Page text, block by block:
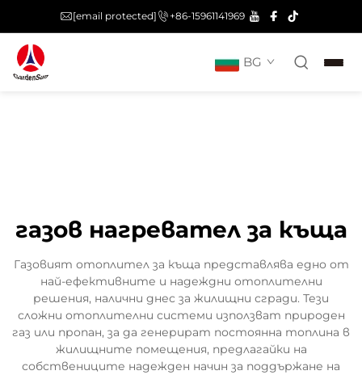
[email protected] +86-15961141969
BG
газов нагревател за къща
Газовият отоплител за къща представлява едно от
най-ефективните и надеждни отоплителни
решения, налични днес за жилищни сгради. Тези
сложни отоплителни системи използват природен
газ или пропан, за да генерират постоянна топлина в
жилищните помещения, предлагайки на
собствениците надежден начин за поддържане на